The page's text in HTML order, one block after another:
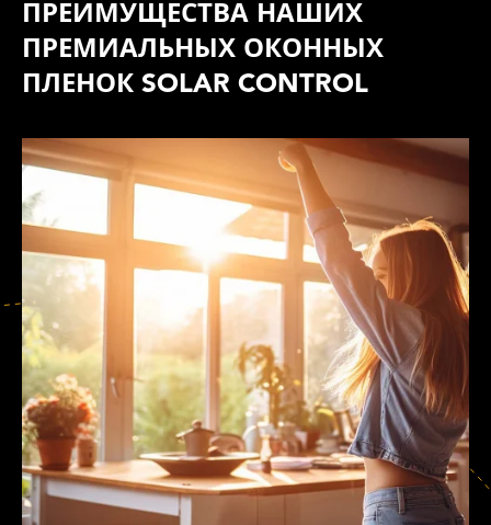
ПРЕИМУЩЕСТВА НАШИХ
ПРЕМИАЛЬНЫХ ОКОННЫХ
ПЛЕНОК SOLAR CONTROL